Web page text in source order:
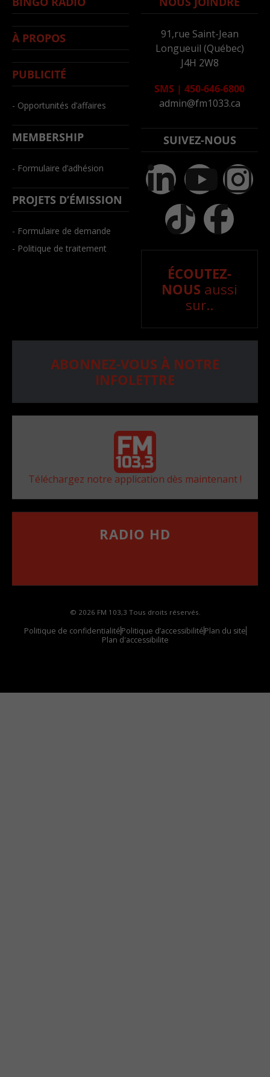
À PROPOS
PUBLICITÉ
- Opportunités d’affaires
MEMBERSHIP
- Formulaire d’adhésion
PROJETS D’ÉMISSION
- Formulaire de demande
- Politique de traitement
91,rue Saint-Jean
Longueuil (Québec)
J4H 2W8
SMS | 450-646-6800
admin@fm1033.ca
SUIVEZ-NOUS
ÉCOUTEZ-
NOUS aussi
sur..
ABONNEZ-VOUS À NOTRE
INFOLETTRE
Téléchargez notre application dès maintenant !
RADIO HD
© 2026 FM 103,3 Tous droits réservés.
Politique de confidentialitéPolitique d’accessibilitéPlan du site
Plan d'accessibilite